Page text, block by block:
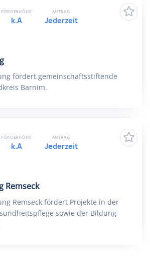
fördert gemeinschaftsstiftende
Barnim.
FÖRDERHÖHE
k.A
ANTRAG
Jederzeit
Remseck
Remseck fördert Projekte in der
sowie der Bildung
FÖRDERHÖHE
k.A
ANTRAG
Jederzeit